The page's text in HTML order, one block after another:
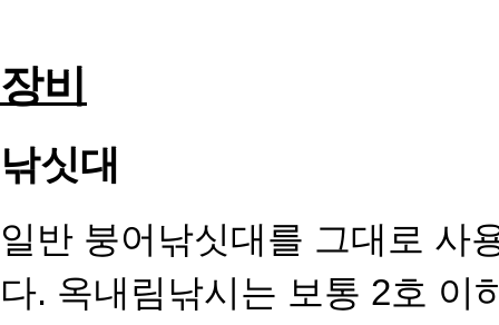
장비
낚싯대
일반 붕어낚싯대를 그대로 사
다. 옥내림낚시는 보통 2호 이